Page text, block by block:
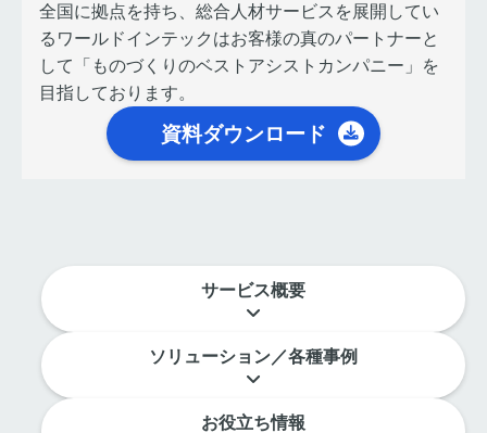
全国に拠点を持ち、総合人材サービスを展開してい
るワールドインテックはお客様の真のパートナーと
して「ものづくりのベストアシストカンパニー」を
目指しております。
資料ダウンロード
サービス概要
ソリューション／各種事例
お役立ち情報